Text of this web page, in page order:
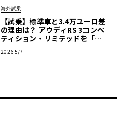
海外試乗
【試乗】標準車と3.4万ユーロ差
の理由は？ アウディRS 3コンペ
ティション・リミテッドを「ほ
心《LE VOLANT LAB》
2026 5/7